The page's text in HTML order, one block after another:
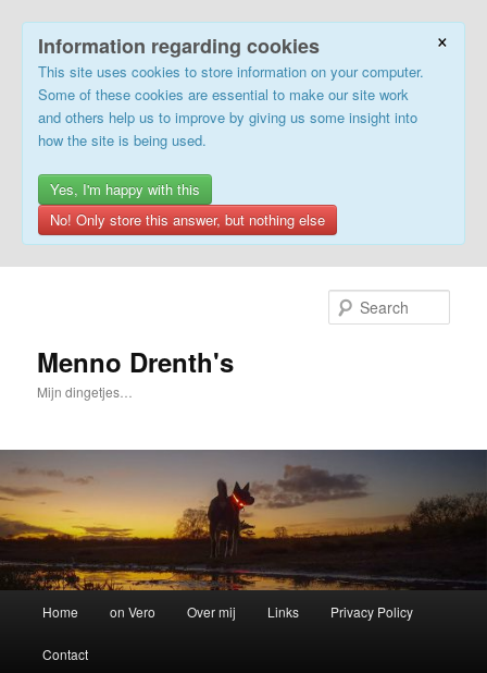
×
Information regarding cookies
This site uses cookies to store information on your computer.
Some of these cookies are essential to make our site work
and others help us to improve by giving us some insight into
how the site is being used.
Yes, I'm happy with this
No! Only store this answer, but nothing else
Menno Drenth's
Mijn dingetjes…
Home on Vero Over mij Links Privacy Policy
Contact